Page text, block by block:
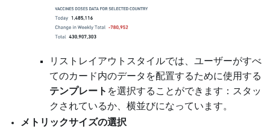
リストレイアウトスタイルでは、ユーザーがすべ
てのカード内のデータを配置するために使用する
テンプレート を選択することができます：スタッ
クされているか、横並びになっています。
メトリックサイズの選択